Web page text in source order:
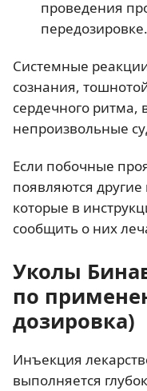
проведения
передозировке.
Системные
сознания,
сердечного ритма,
непроизвольные
Если побочные
появляются
которые в
сообщить о них
Уколы
по
дозировка)
Инъекция
выполняется